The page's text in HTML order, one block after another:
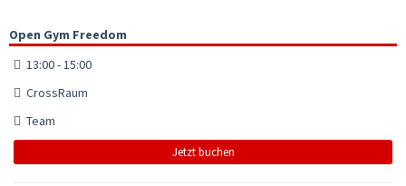
Open Gym Freedom
13:00 - 15:00
CrossRaum
Team
Jetzt buchen